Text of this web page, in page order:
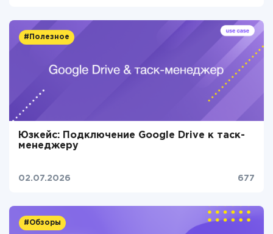
#Полезное
Юзкейс: Подключение Google Drive к таск-
менеджеру
02.07.2026 677
#Обзоры